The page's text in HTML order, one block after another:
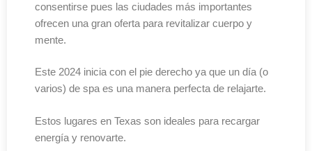
consentirse pues las ciudades más importantes
ofrecen una gran oferta para revitalizar cuerpo y
mente.
Este 2024 inicia con el pie derecho ya que un día (o
varios) de spa es una manera perfecta de relajarte.
Estos lugares en Texas son ideales para recargar
energía y renovarte.